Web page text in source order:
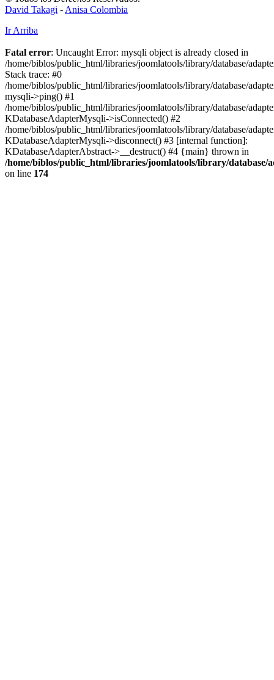
David Takagi - Anisa Colombia
Ir Arriba
Fatal error: Uncaught Error: mysqli object is already closed in
/home/biblos/public_html/libraries/joomlatools/library/database/
Stack trace: #0
/home/biblos/public_html/libraries/joomlatools/library/database/
mysqli->ping() #1
/home/biblos/public_html/libraries/joomlatools/library/database/
KDatabaseAdapterMysqli->isConnected() #2
/home/biblos/public_html/libraries/joomlatools/library/database/
KDatabaseAdapterMysqli->disconnect() #3 [internal function]:
KDatabaseAdapterAbstract->__destruct() #4 {main} thrown in
/home/biblos/public_html/libraries/joomlatools/library/database/
on line 174